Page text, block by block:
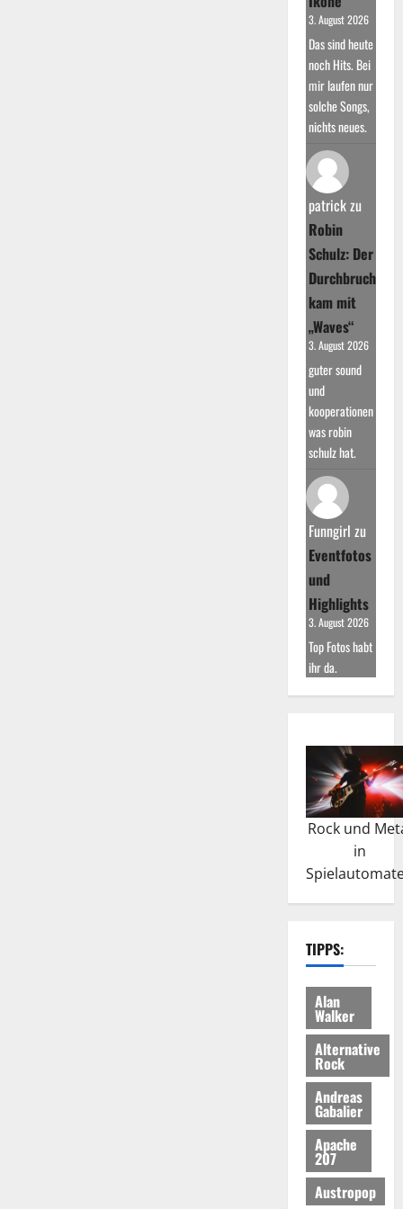
3. August 2026
Das sind heute
noch Hits. Bei
mir laufen nur
solche Songs,
nichts neues.
patrickzu
Robin
Schulz: Der
Durchbruch
kam mit
„Waves“
3. August 2026
guter sound
und
kooperationen
was robin
schulz hat.
Funngirl zu
Eventfotos
und
Highlights
3. August 2026
Top Fotos habt
ihr da.
Rock und
in
TIPPS:
Alan
Walker
Alternative
Rock
Andreas
Gabalier
Apache
207
Austropop